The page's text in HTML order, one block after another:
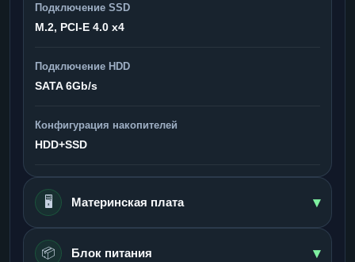
Подключение SSD
M.2, PCI-E 4.0 x4
Подключение HDD
SATA 6Gb/s
Конфигурация накопителей
HDD+SSD
🖥️ Материнская плата ▾
📦 Блок питания ▾